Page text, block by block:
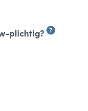
plichtig?